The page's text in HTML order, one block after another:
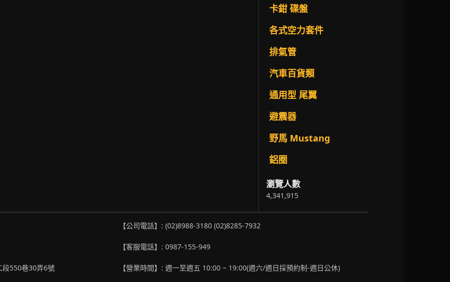
卡鉗 碟盤
各式空力套件
排氣管
汽車百貨類
通用型 尾翼
避震器
野馬 Mustang
鋁圈
瀏覽人數
4,341,915
段550巷30弄6號
【公司電話】: (02)8988-3180 (02)8285-7932
【客服電話】: 0987-155-949
【營業時間】: 週一至週五 10:00 ~ 19:00(週六/週日採預約制-週日公休)